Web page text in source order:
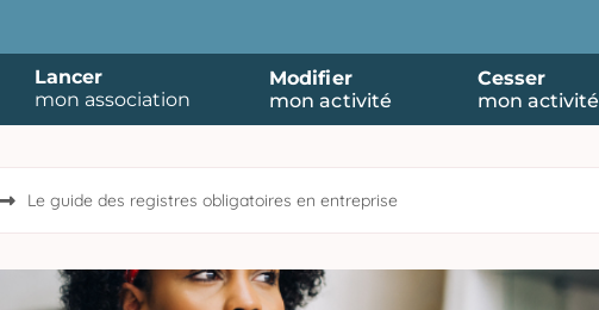
Lancer
mon association
Modifier
mon activité
Cesser
mon activité
Le guide des registres obligatoires en entreprise